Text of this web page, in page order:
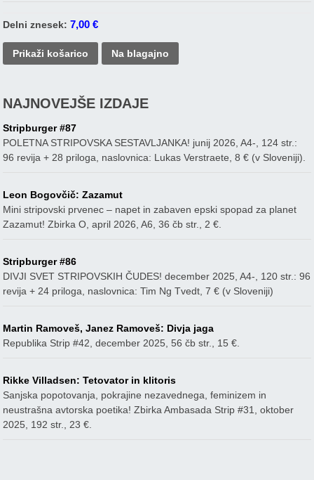
Delni znesek: 7,00€
Prikaži košarico Na blagajno
NAJNOVEJŠE IZDAJE
Stripburger #87
POLETNA STRIPOVSKA SESTAVLJANKA! junij 2026, A4-, 124 str.:
96 revija + 28 priloga, naslovnica: Lukas Verstraete, 8 € (v Sloveniji).
Leon Bogovčič: Zazamut
Mini stripovski prvenec – napet in zabaven epski spopad za planet
Zazamut! Zbirka O, april 2026, A6, 36 čb str., 2 €.
Stripburger #86
DIVJI SVET STRIPOVSKIH ČUDES! december 2025, A4-, 120 str.: 96
revija + 24 priloga, naslovnica: Tim Ng Tvedt, 7 € (v Sloveniji)
Martin Ramoveš, Janez Ramoveš: Divja jaga
Republika Strip #42, december 2025, 56 čb str., 15 €.
Rikke Villadsen: Tetovator in klitoris
Sanjska popotovanja, pokrajine nezavednega, feminizem in
neustrašna avtorska poetika! Zbirka Ambasada Strip #31, oktober
2025, 192 str., 23 €.